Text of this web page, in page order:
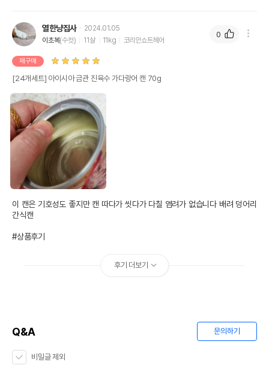
열한냥집사
2024.01.05
이초복(수컷) 11살 11kg 코리안쇼트헤어
재구매
[24개세트] 아이시아 금관 진육수 가다랑어 캔 70g
이 캔은 기호성도 좋지만 캔 따다가 씻다가 다칠 염려가 없습니다 배려 덩어리
간식캔
#상품후기
0
후기 더보기
Q&A 문의하기
비밀글 제외